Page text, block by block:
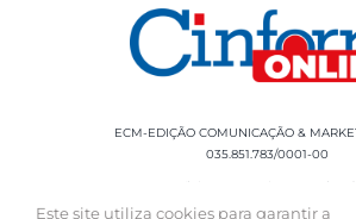
ECM-EDIÇÃO COMUNICAÇÃO &
035.851.783/0001-00
Rua Sílvio Cesar Leite, 90
Aracaju, SE, CEP: 49020-060
Este site utiliza cookies para garantir a